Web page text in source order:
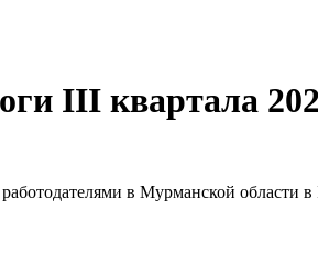
III квартала
в Мурманской области